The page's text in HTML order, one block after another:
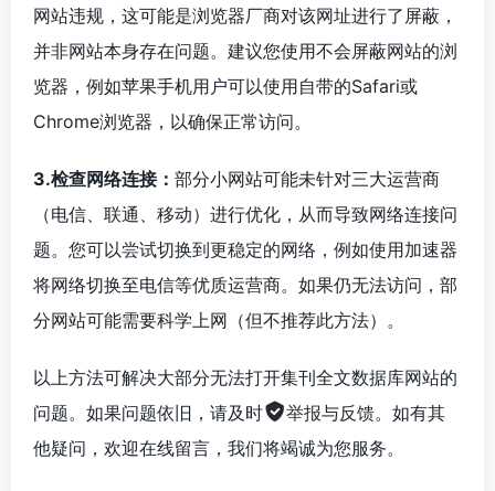
网站违规，这可能是浏览器厂商对该网址进行了屏蔽，
并非网站本身存在问题。建议您使用不会屏蔽网站的浏
览器，例如苹果手机用户可以使用自带的Safari或
Chrome浏览器，以确保正常访问。
3.检查网络连接： 部分小网站可能未针对三大运营商
（电信、联通、移动）进行优化，从而导致网络连接问
题。您可以尝试切换到更稳定的网络，例如使用加速器
将网络切换至电信等优质运营商。如果仍无法访问，部
分网站可能需要科学上网（但不推荐此方法）。
以上方法可解决大部分无法打开集刊全文数据库网站的
问题。如果问题依旧，请及时
举报与反馈。如有其
他疑问，欢迎在线留言，我们将竭诚为您服务。